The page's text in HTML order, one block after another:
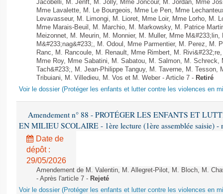
Jacobelli, M. Jenft, M. Jolly, Mme Joncour, M. Jordan, Mme
Mme Lavalette, M. Le Bourgeois, Mme Le Pen, Mme
Levavasseur, M. Limongi, M. Lioret, Mme Loir, Mme Lorho, M.
Mme Marais-Beuil, M. Marchio, M. Markowsky, M. Patrice
Meizonnet, M. Meurin, M. Monnier, M. Muller, Mme
M&#233;nag&#233;, M. Odoul, Mme Parmentier, M. Perez, M.
Ranc, M. Rancoule, M. Renault, Mme Rimbert, M.
Mme Roy, Mme Sabatini, M. Sabatou, M. Salmon, M. Schreck,
Tach&#233;, M. Jean-Philippe Tanguy, M. Taverne, M.
Tribuiani, M. Villedieu, M. Vos et M. Weber - Article 7 - Retiré
Voir le dossier (Protéger les enfants et lutter contre les violences en
Amendement n° 88 - PROTÉGER LES ENFANTS ET
EN MILIEU SCOLAIRE - 1ère lecture (1ère assemblée saisie) -
Date de
dépôt :
29/05/2026
Amendement de M. Valentin, M. Allegret-Pilot, M. Bloch, M.
- Après l'article 7 - Rejeté
Voir le dossier (Protéger les enfants et lutter contre les violences en